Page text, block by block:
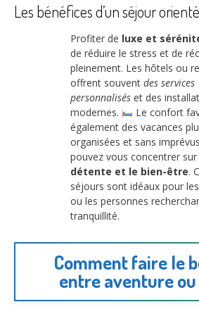
Les bénéfices d’un séjour
Profiter de luxe et
de réduire le stress et de
pleinement. Les hôtels ou
offrent souvent des services
personnalisés et des
modernes.
Le confort
également des vacances
organisées et sans
pouvez vous concentrer sur
détente et le bien-être.
séjours sont idéaux pour
ou les personnes
tranquillité.
Comment faire le
entre aventure